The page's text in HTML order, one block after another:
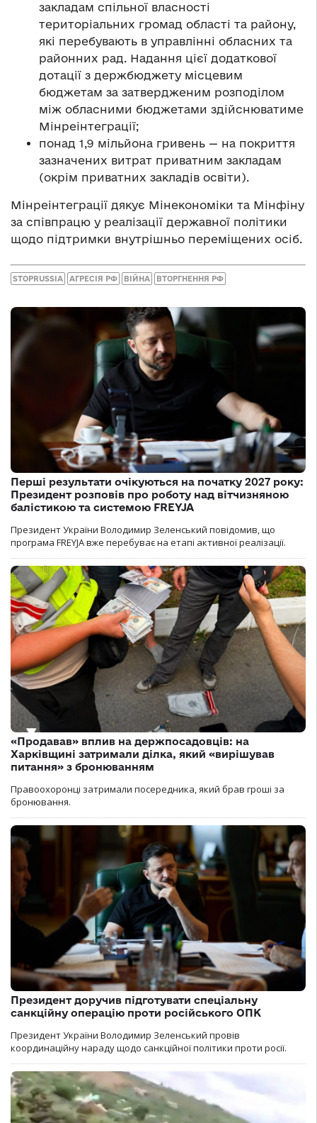
закладам спільної власності
територіальних громад області та району,
які перебувають в управлінні обласних та
районних рад. Надання цієї додаткової
дотації з держбюджету місцевим
бюджетам за затвердженим розподілом
між обласними бюджетами здійснюватиме
Мінреінтеграції;
понад 1,9 мільйона гривень — на покриття
зазначених витрат приватним закладам
(окрім приватних закладів освіти).
Мінреінтеграції дякує Мінекономіки та Мінфіну
за співпрацю у реалізації державної політики
щодо підтримки внутрішньо переміщених осіб.
STOPRUSSIA АГРЕСІЯ РФ ВІЙНА ВТОРГНЕННЯ РФ
Перші результати очікуються на початку 2027 року:
Президент розповів про роботу над вітчизняною
балістикою та системою FREYJA
Президент України Володимир Зеленський повідомив, що
програма FREYJA вже перебуває на етапі активної реалізації.
«Продавав» вплив на держпосадовців: на
Харківщині затримали ділка, який «вирішував
питання» з бронюванням
Правоохоронці затримали посередника, який брав гроші за
бронювання.
Президент доручив підготувати спеціальну
санкційну операцію проти російського ОПК
Президент України Володимир Зеленський провів
координаційну нараду щодо санкційної політики проти росії.